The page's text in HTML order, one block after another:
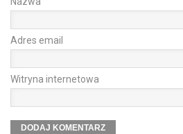
Adres email
Witryna internetowa